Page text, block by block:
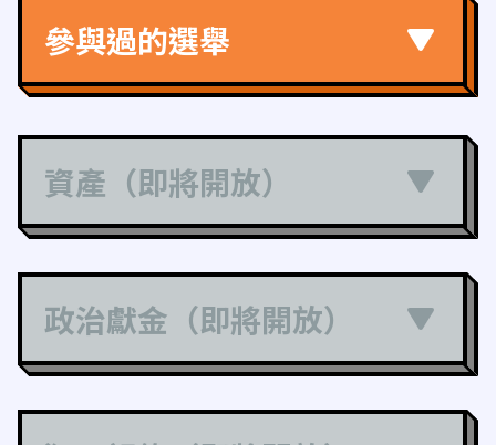
參與過的選舉
資產（即將開放）
政治獻金（即將開放）